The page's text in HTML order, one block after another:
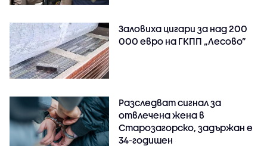
Заловиха цигари за над 200
000 евро на ГКПП „Лесово”
Разследват сигнал за
отвлечена жена в
Старозагорско, задържан е
34-годишен